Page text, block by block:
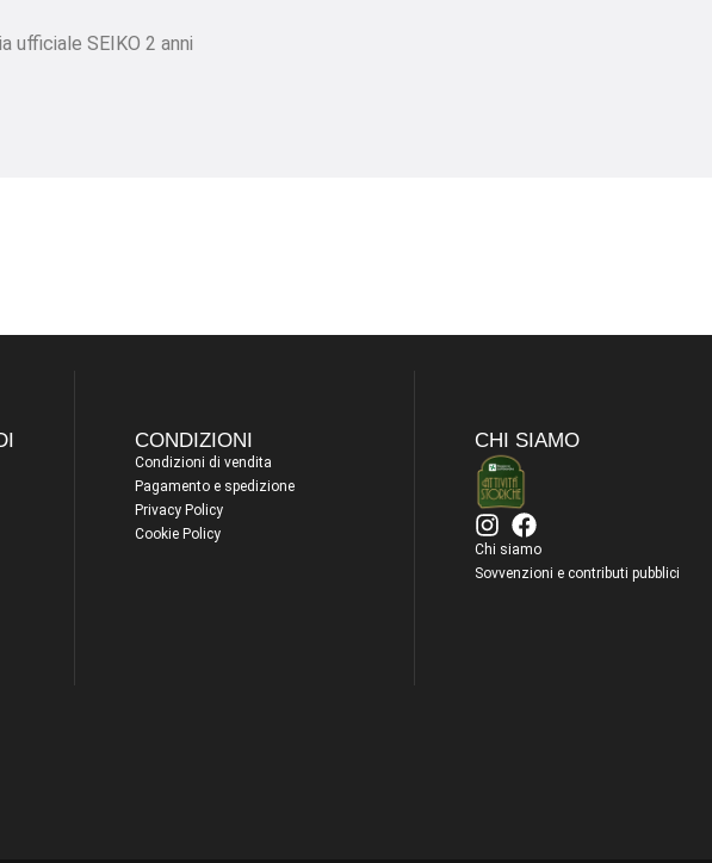
ufficiale SEIKO 2 anni
CONDIZIONI
Condizioni di vendita
Pagamento e spedizione
Privacy Policy
Cookie Policy
CHI SIAMO
Chi siamo
Sovvenzioni e contributi pubblici